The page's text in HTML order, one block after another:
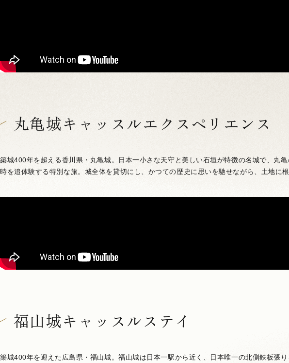
丸亀城キャッスルエクスペリエンス
築城400年を超える香川県・丸亀城。日本一小さな天守と美しい石垣が特徴の名城で、丸
時を追体験する特別な旅。城全体を貸切にし、かつての歴史に思いを馳せながら、土地に
福山城キャッスルステイ
築城400年を迎えた広島県・福山城。福山城は日本一駅から近く、日本唯一の北側鉄板張